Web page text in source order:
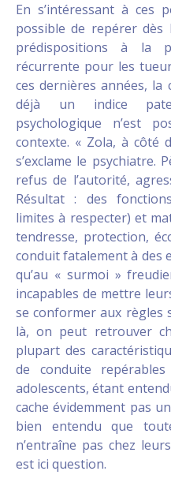
En s’intéressant à ces
possible de repérer dès
prédispositions à la
récurrente pour les
ces dernières années, la
déjà un indice
psychologique n’est
contexte. « Zola, à côté
s’exclame le psychiatre.
refus de l’autorité,
Résultat : des
limites à respecter) et
tendresse, protection,
conduit fatalement à des
qu’au « surmoi »
incapables de mettre
se conformer aux règles
là, on peut retrouver
plupart des
de conduite
adolescents, étant
cache évidemment pas
bien entendu que
n’entraîne pas chez
est ici question.